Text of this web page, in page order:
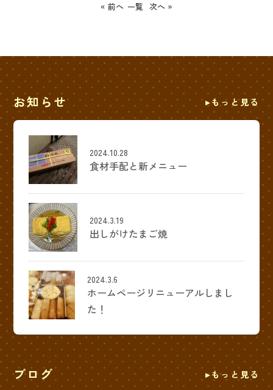
« 前へ 一覧 次へ »
お知らせ もっと見る
2024.10.28
食材手配と新メニュー
2024.3.19
出しがけたまご焼
2024.3.6
ホームページリニューアルしまし
た！
ブログ もっと見る